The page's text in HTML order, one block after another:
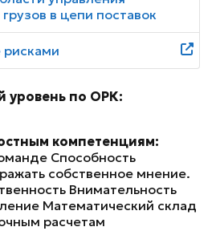
в цепи поставок
рисками
уровень по ОРК:
компетенциям:
Способность
собственное мнение.
Внимательность
Математический склад
расчетам